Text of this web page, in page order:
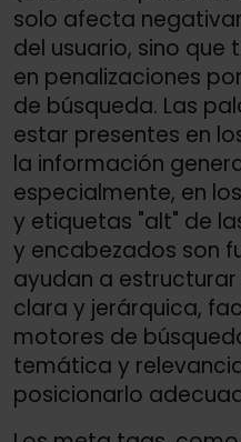
solo afecta
del usuario, sino
en penalizaciones
de búsqueda. Las
estar presentes en
la información
especialmente, en
y etiquetas "alt" de
y encabezados son
ayudan a
clara y jerárquica,
motores de
temática y
posicionarlo